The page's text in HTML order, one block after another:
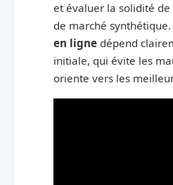
et évaluer la solidité
de marché synthétique.
en ligne dépend
initiale, qui évite les
oriente vers les